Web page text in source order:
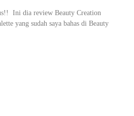
Ini dia review Beauty Creation
yang sudah saya bahas di Beauty